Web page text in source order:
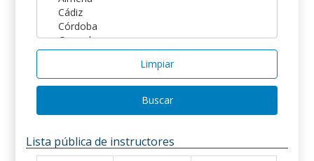
Limpiar
Buscar
Lista pública de instructores